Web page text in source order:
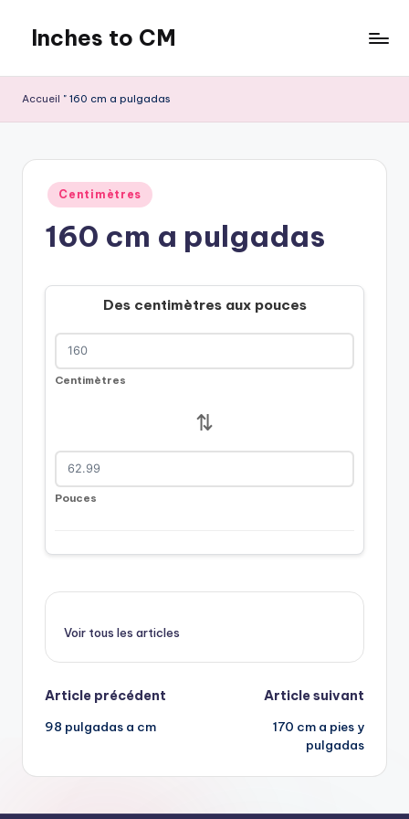
content
Inches to CM
Accueil " 160 cm a pulgadas
Publié
dans
Centimètres
160 cm a pulgadas
Des centimètres aux pouces
Centimètres
⇅
Pouces
Voir tous les articles
Navigation
postale
Article précédent
98 pulgadas a cm
Article suivant
170 cm a pies y
pulgadas